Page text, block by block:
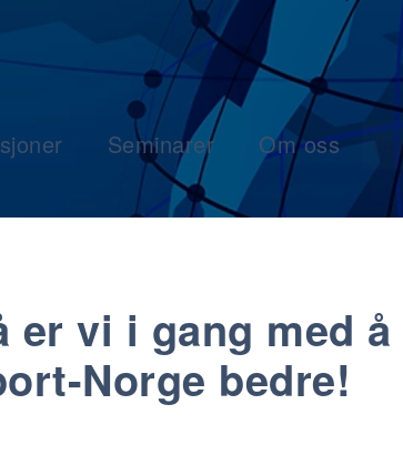
Seminarer Om oss
er vi i gang med å
Norge bedre!